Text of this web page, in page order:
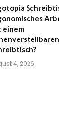
einem
4, 2026